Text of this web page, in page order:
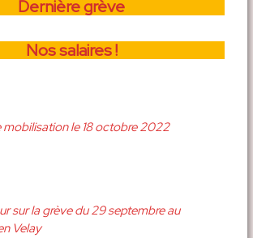
Dernière grève
Nos salaires !
mobilisation le 18 octobre 2022
sur la grève du 29 septembre au
Velay